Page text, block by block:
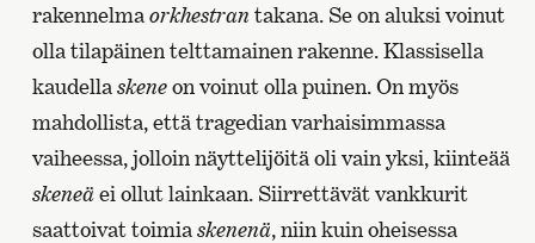
rakennelmaorkhestrantakana. Se on aluksi voinut
olla tilapäinen telttamainen rakenne. Klassisella
kaudellaskeneon voinut olla puinen. On myös
mahdollista, että tragedian varhaisimmassa
vaiheessa, jolloin näyttelijöitä oli vain yksi, kiinteää
skeneäei ollut lainkaan. Siirrettävät vankkurit
saattoivat toimiaskenenä, niin kuin oheisessa